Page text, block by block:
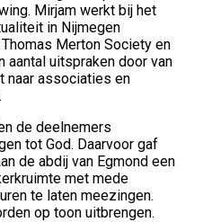
Mirjam werkt bij het
in Nijmegen
Merton Society en
aantal uitspraken door van
naar associaties en
de deelnemers
tot God. Daarvoor gaf
de abdij van Egmond een
met mede
te laten meezingen.
op toon uitbrengen.